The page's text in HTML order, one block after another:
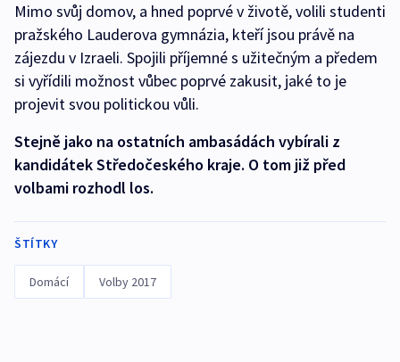
Mimo svůj domov, a hned poprvé v životě, volili studenti
pražského Lauderova gymnázia, kteří jsou právě na
zájezdu v Izraeli. Spojili příjemné s užitečným a předem
si vyřídili možnost vůbec poprvé zakusit, jaké to je
projevit svou politickou vůli.
Stejně jako na ostatních ambasádách vybírali z
kandidátek Středočeského kraje. O tom již před
volbami rozhodl los.
ŠTÍTKY
Domácí Volby 2017